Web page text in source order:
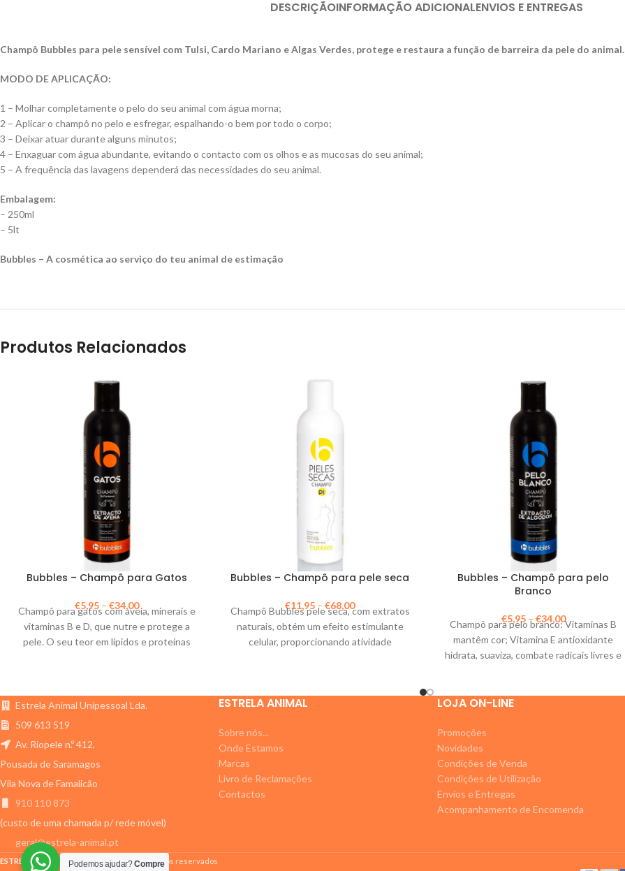
DESCRIÇÃOINFORMAÇÃO ADICIONALENVIOS E ENTREGAS
Champô Bubbles para pele sensível com Tulsi, Cardo Mariano e Algas Verdes, protege e restaura a função de barreira da pele do animal.
MODO DE APLICAÇÃO:
1 – Molhar completamente o pelo do seu animal com água morna;
2 – Aplicar o champô no pelo e esfregar, espalhando-o bem por todo o corpo;
3 – Deixar atuar durante alguns minutos;
4 – Enxaguar com água abundante, evitando o contacto com os olhos e as mucosas do seu animal;
5 – A frequência das lavagens dependerá das necessidades do seu animal.
Embalagem:
– 250ml
– 5lt
Bubbles – A cosmética ao serviço do teu animal de estimação
Produtos Relacionados
Bubbles – Champô para Gatos
€5,95– €34,00
Champô para gatos com aveia, minerais e
vitaminas B e D, que nutre e protege a
pele. O seu teor em lípidos e proteínas
Bubbles – Champô para pele seca
€11,95 –€68,00
Champô Bubbles pele seca, com extratos
naturais, obtém um efeito estimulante
celular, proporcionando atividade
Bubbles – Champô para pelo
Branco
€5,95– €34,00
Champô para pelo branco: Vitaminas B
mantêm cor; Vitamina E antioxidante
hidrata, suaviza, combate radicais livres e
Estrela Animal Unipessoal Lda.
509 613 519
Av. Riopele n.º 412,
Pousada de Saramagos
Vila Nova de Famalicão
910 110 873
(custo de uma chamada p/ rede móvel)
geral@estrela-animal.pt
ESTRELA ANIMAL
Sobre nós...
Onde Estamos
Marcas
Livro de Reclamações
Contactos
LOJA ON-LINE
Promoções
Novidades
Condições de Venda
Condições de Utilização
Envios e Entregas
Acompanhamento de Encomenda
ESTRELA ANIMAL 2011-2024 Todos os direitos reservados
Podemos ajudar?Compre